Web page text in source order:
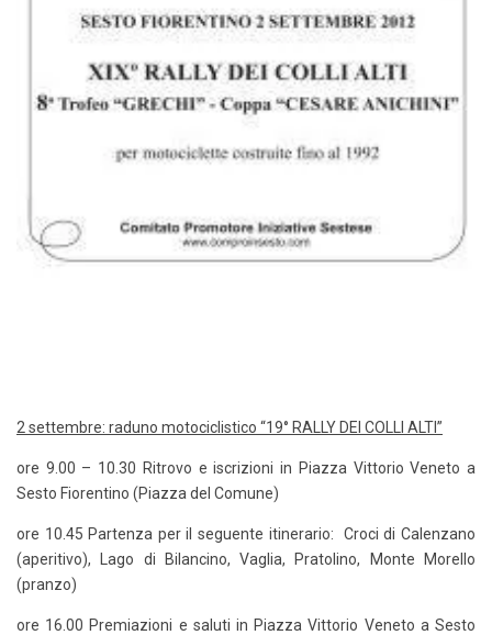
2 settembre: raduno motociclistico “19° RALLY DEI COLLI ALTI”
ore 9.00 – 10.30 Ritrovo e iscrizioni in Piazza Vittorio Veneto a
Sesto Fiorentino (Piazza del Comune)
ore 10.45 Partenza per il seguente itinerario: Croci di Calenzano
(aperitivo), Lago di Bilancino, Vaglia, Pratolino, Monte Morello
(pranzo)
ore 16.00 Premiazioni e saluti in Piazza Vittorio Veneto a Sesto